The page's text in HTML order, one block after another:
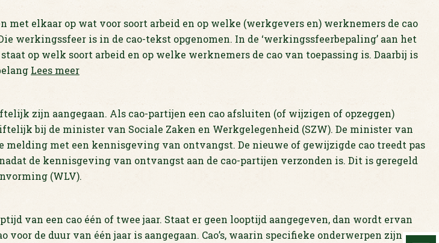
met elkaar op wat voor soort arbeid en op welke (werkgevers en) werknemers de cao
werkingssfeer is in de cao-tekst opgenomen. In de ‘werkingssfeerbepaling’ aan het
op welk soort arbeid en op welke werknemers de cao van toepassing is. Daarbij is
Lees meer
zijn aangegaan. Als cao-partijen een cao afsluiten (of wijzigen of opzeggen)
bij de minister van Sociale Zaken en Werkgelegenheid (SZW). De minister van
melding met een kennisgeving van ontvangst. De nieuwe of gewijzigde cao treedt pas
de kennisgeving van ontvangst aan de cao-partijen verzonden is. Dit is geregeld
(WLV).
van een cao één of twee jaar. Staat er geen looptijd aangegeven, dan wordt ervan
voor de duur van één jaar is aangegaan. Cao’s, waarin specifieke onderwerpen zijn